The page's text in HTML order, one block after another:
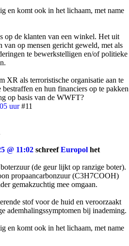
en komt ook in het lichaam, met name
op de klanten van een winkel. Het uit
van op mensen gericht geweld, met als
te bewerkstelligen en/of politieke
XR als terroristische organisatie aan te
en hun financiers op te pakken
op basis van de WWFT?
uur #11
@ 11:02 schreefEuropol het
(de geur lijkt op ranzige boter).
propaancarbonzuur (C3H7COOH)
gemakzuchtig mee omgaan.
stof voor de huid en veroorzaakt
ademhalingssymptomen bij inademing.
en komt ook in het lichaam, met name